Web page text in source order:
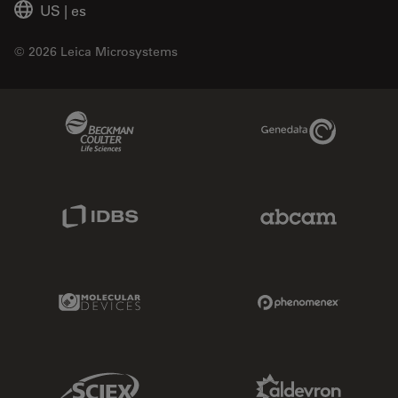
US | es
© 2026 Leica Microsystems
Genedata Link
Molecular Devices Link
Sciex Link